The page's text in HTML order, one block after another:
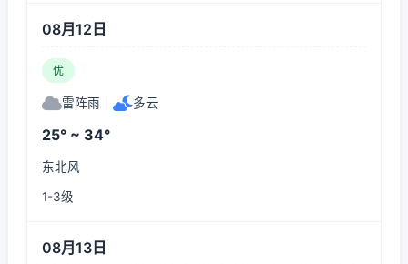
08月12日
优
雷阵雨 多云
25° ~ 34°
东北风
1-3级
08月13日